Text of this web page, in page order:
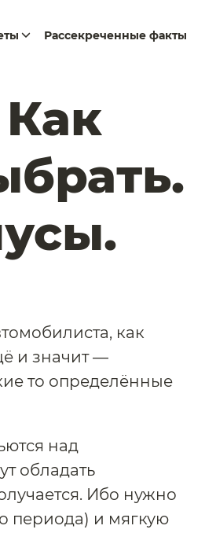
Рассекреченные факты
как
и значит —
то определённые
над
обладать
Ибо нужно
периода) и мягкую